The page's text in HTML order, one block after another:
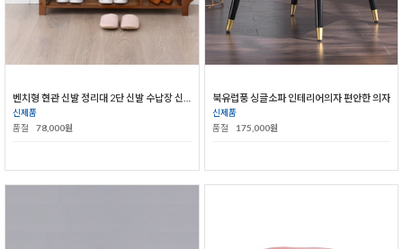
신제품
품절
78,000원
북유럽풍 싱글소파 인테리어의자 편안한 의자
신제품
품절
175,000원